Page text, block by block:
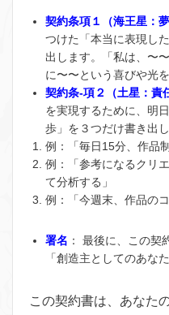
契約条項１（海王星：夢
つけた「本当に表現し
出します。「私は、〜
に〜〜という喜びや光
契約条-項２（土星：責
を実現するために、明
歩」を３つだけ書き出
例：「毎日15分、作品
例：「参考になるクリ
て分析する」
例：「今週末、作品の
署名 ：
最後に、この契
「創造主としてのあな
この契約書は、あなた